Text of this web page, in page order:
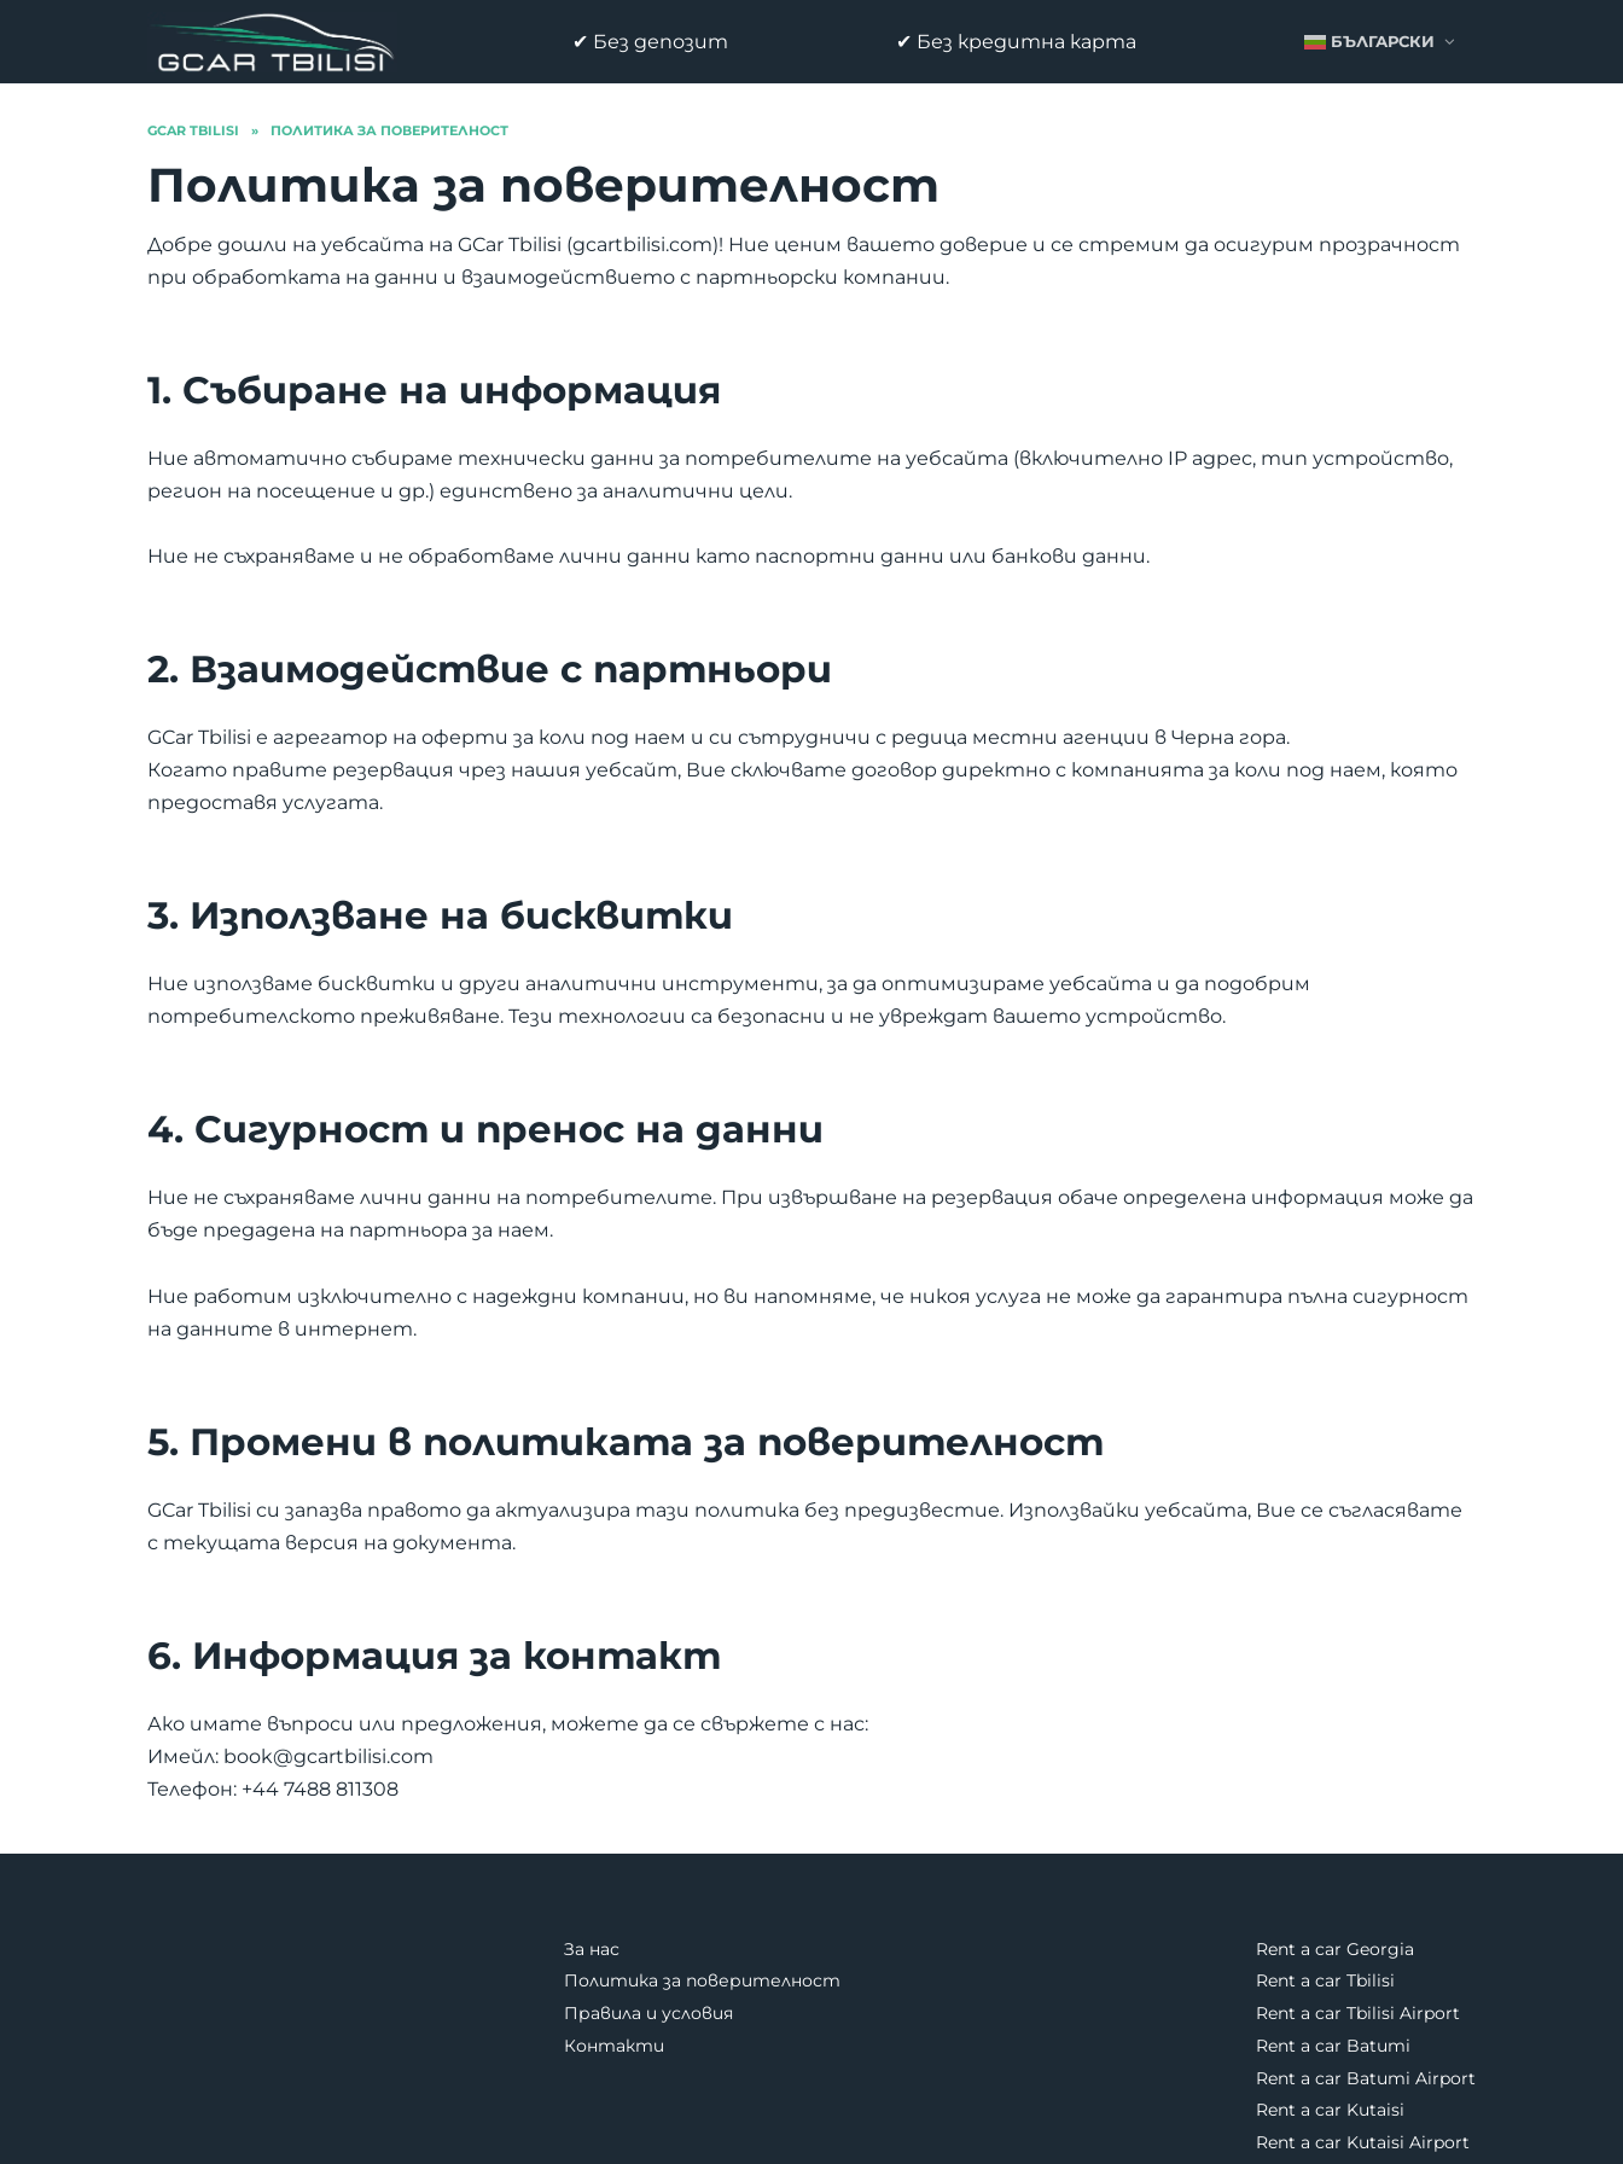
✔ Без депозит ✔ Без кредитна карта БЪЛГАРСКИ
GCAR TBILISI » ПОЛИТИКА ЗА ПОВЕРИТЕЛНОСТ
Политика за поверителност
Добре дошли на уебсайта на GCar Tbilisi (gcartbilisi.com)! Ние ценим вашето доверие и се стремим да осигурим прозрачност
при обработката на данни и взаимодействието с партньорски компании.
1. Събиране на информация
Ние автоматично събираме технически данни за потребителите на уебсайта (включително IP адрес, тип устройство,
регион на посещение и др.) единствено за аналитични цели.
Ние не съхраняваме и не обработваме лични данни като паспортни данни или банкови данни.
2. Взаимодействие с партньори
GCar Tbilisi е агрегатор на оферти за коли под наем и си сътрудничи с редица местни агенции в Черна гора.
Когато правите резервация чрез нашия уебсайт, Вие сключвате договор директно с компанията за коли под наем, която
предоставя услугата.
3. Използване на бисквитки
Ние използваме бисквитки и други аналитични инструменти, за да оптимизираме уебсайта и да подобрим
потребителското преживяване. Тези технологии са безопасни и не увреждат вашето устройство.
4. Сигурност и пренос на данни
Ние не съхраняваме лични данни на потребителите. При извършване на резервация обаче определена информация може да
бъде предадена на партньора за наем.
Ние работим изключително с надеждни компании, но ви напомняме, че никоя услуга не може да гарантира пълна сигурност
на данните в интернет.
5. Промени в политиката за поверителност
GCar Tbilisi си запазва правото да актуализира тази политика без предизвестие. Използвайки уебсайта, Вие се съгласявате
с текущата версия на документа.
6. Информация за контакт
Ако имате въпроси или предложения, можете да се свържете с нас:
Имейл: book@gcartbilisi.com
Телефон: +44 7488 811308
За нас
Политика за поверителност
Правила и условия
Контакти
Rent a car Georgia
Rent a car Tbilisi
Rent a car Tbilisi Airport
Rent a car Batumi
Rent a car Batumi Airport
Rent a car Kutaisi
Rent a car Kutaisi Airport